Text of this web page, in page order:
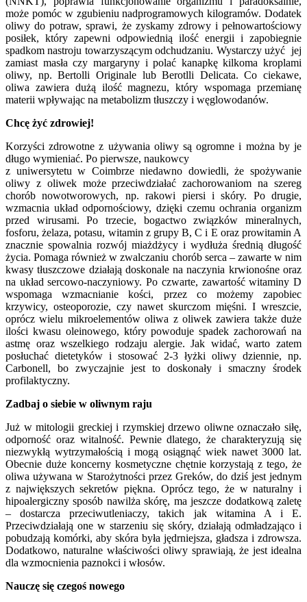
może pomóc w zgubieniu nadprogramowych kilogramów. Dodatek
oliwy do potraw, sprawi, że zyskamy zdrowy i pełnowartościowy
posiłek, który zapewni odpowiednią ilość energii i zapobiegnie
spadkom nastroju towarzyszącym odchudzaniu. Wystarczy użyć jej
zamiast masła czy margaryny i polać kanapkę kilkoma kroplami
oliwy, np. Bertolli Originale lub Berotlli Delicata. Co ciekawe,
oliwa zawiera dużą ilość magnezu, który wspomaga przemianę
materii wpływając na metabolizm tłuszczy i węglowodanów.
Chcę żyć zdrowiej!
Korzyści zdrowotne z używania oliwy są ogromne i można by je
długo wymieniać. Po pierwsze, naukowcy
z uniwersytetu w Coimbrze niedawno dowiedli, że spożywanie
oliwy z oliwek może przeciwdziałać zachorowaniom na szereg
chorób nowotworowych, np. rakowi piersi i skóry. Po drugie,
wzmacnia układ odpornościowy, dzięki czemu ochrania organizm
przed wirusami. Po trzecie, bogactwo związków mineralnych,
fosforu, żelaza, potasu, witamin z grupy B, C i E oraz prowitamin A
znacznie spowalnia rozwój miażdżycy i wydłuża średnią długość
życia. Pomaga również w zwalczaniu chorób serca – zawarte w nim
kwasy tłuszczowe działają doskonale na naczynia krwionośne oraz
na układ sercowo-naczyniowy. Po czwarte, zawartość witaminy D
wspomaga wzmacnianie kości, przez co możemy zapobiec
krzywicy, osteoporozie, czy nawet skurczom mięśni. I wreszcie,
oprócz wielu mikroelementów oliwa z oliwek zawiera także duże
ilości kwasu oleinowego, który powoduje spadek zachorowań na
astmę oraz wszelkiego rodzaju alergie. Jak widać, warto zatem
posłuchać dietetyków i stosować 2-3 łyżki oliwy dziennie, np.
Carbonell, bo zwyczajnie jest to doskonały i smaczny środek
profilaktyczny.
Zadbaj o siebie w oliwnym raju
Już w mitologii greckiej i rzymskiej drzewo oliwne oznaczało siłę,
odporność oraz witalność. Pewnie dlatego, że charakteryzują się
niezwykłą wytrzymałością i mogą osiągnąć wiek nawet 3000 lat.
Obecnie duże koncerny kosmetyczne chętnie korzystają z tego, że
oliwa używana w Starożytności przez Greków, do dziś jest jednym
z największych sekretów piękna. Oprócz tego, że w naturalny i
hipoalergiczny sposób nawilża skórę, ma jeszcze dodatkową zaletę
– dostarcza przeciwutleniaczy, takich jak witamina A i E.
Przeciwdziałają one w starzeniu się skóry, działają odmładzająco i
pobudzają komórki, aby skóra była jędrniejsza, gładsza i zdrowsza.
Dodatkowo, naturalne właściwości oliwy sprawiają, że jest idealna
dla wzmocnienia paznokci i włosów.
Nauczę się czegoś nowego